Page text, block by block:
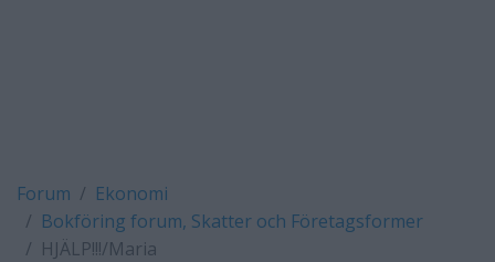
Forum
Ekonomi
Bokföring forum, Skatter och Företagsformer
HJÄLP!!!/Maria